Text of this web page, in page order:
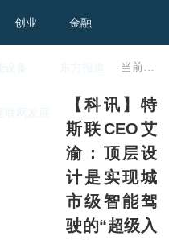
创业 金融
【科讯】特
斯联CEO艾
渝：顶层设
计是实现城
市级智能驾
驶的“超级入